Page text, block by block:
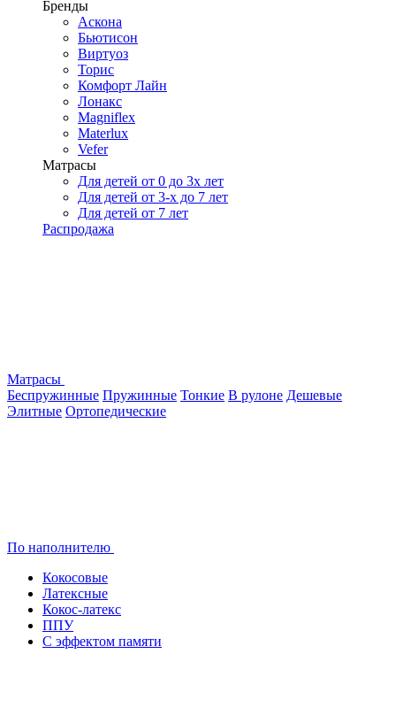
Бренды
Аскона
Бьютисон
Виртуоз
Торис
Комфорт Лайн
Лонакс
Magniflex
Materlux
Vefer
Матрасы
Для детей от 0 до 3х лет
Для детей от 3-х до 7 лет
Для детей от 7 лет
Распродажа
Матрасы
Беспружинные Пружинные Тонкие В рулоне Дешевые
Элитные Ортопедические
По наполнителю
Кокосовые
Латексные
Кокос-латекс
ППУ
С эффектом памяти